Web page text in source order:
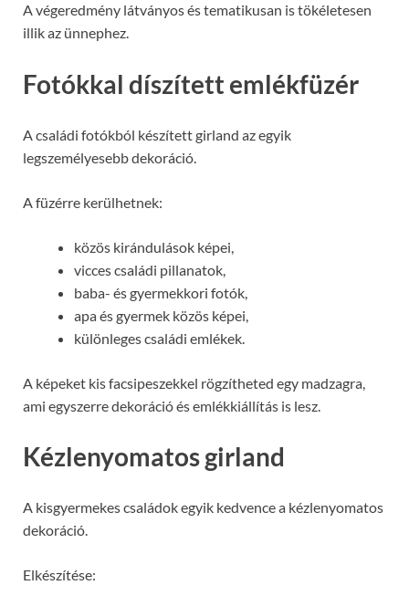
A végeredmény látványos és tematikusan is tökéletesen
illik az ünnephez.
Fotókkal díszített emlékfüzér
A családi fotókból készített girland az egyik
legszemélyesebb dekoráció.
A füzérre kerülhetnek:
közös kirándulások képei,
vicces családi pillanatok,
baba- és gyermekkori fotók,
apa és gyermek közös képei,
különleges családi emlékek.
A képeket kis facsipeszekkel rögzítheted egy madzagra,
ami egyszerre dekoráció és emlékkiállítás is lesz.
Kézlenyomatos girland
A kisgyermekes családok egyik kedvence a kézlenyomatos
dekoráció.
Elkészítése: